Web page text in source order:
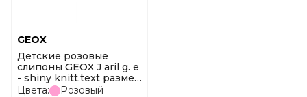
GEOX
Детские розовые
слипоны GEOX J aril g. e
- shiny knitt.text размер
34
Цвета:
Розовый